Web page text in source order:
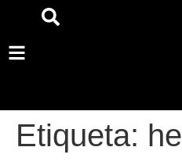
Etiqueta: